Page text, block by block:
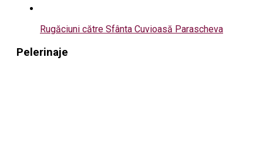
Rugăciuni către Sfânta Cuvioasă Parascheva
Pelerinaje